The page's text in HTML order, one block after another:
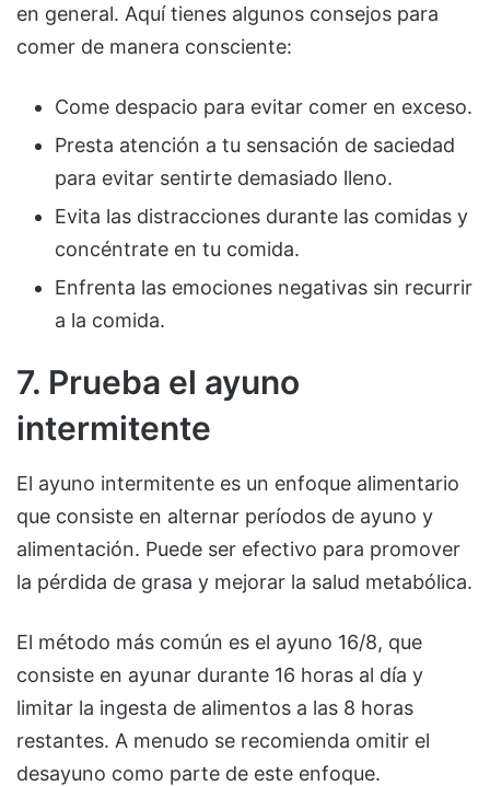
en general. Aquí tienes algunos consejos para
comer de manera consciente:
Come despacio para evitar comer en exceso.
Presta atención a tu sensación de saciedad
para evitar sentirte demasiado lleno.
Evita las distracciones durante las comidas y
concéntrate en tu comida.
Enfrenta las emociones negativas sin recurrir
a la comida.
7. Prueba el ayuno
intermitente
El ayuno intermitente es un enfoque alimentario
que consiste en alternar períodos de ayuno y
alimentación. Puede ser efectivo para promover
la pérdida de grasa y mejorar la salud metabólica.
El método más común es el ayuno 16/8, que
consiste en ayunar durante 16 horas al día y
limitar la ingesta de alimentos a las 8 horas
restantes. A menudo se recomienda omitir el
desayuno como parte de este enfoque.